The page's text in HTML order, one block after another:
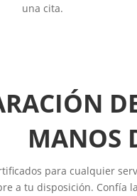
una cita.
MANOS
para cualquier
a tu disposición. Confía